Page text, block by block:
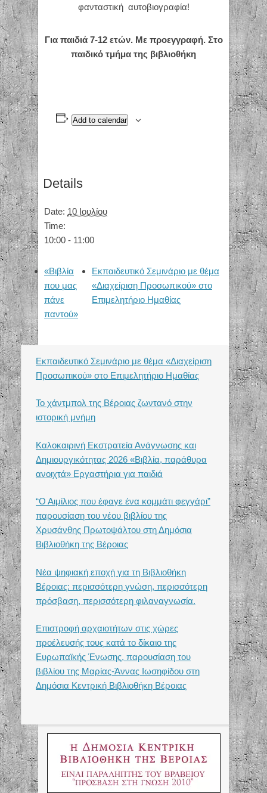
φανταστική αυτοβιογραφία!
Για παιδιά 7-12 ετών. Με προεγγραφή. Στο
παιδικό τμήμα της βιβλιοθήκη
Add to calendar
Details
Date: 10 Ιουλίου
Time:
10:00 - 11:00
«Βιβλία
που μας
πάνε
παντού»
Εκπαιδευτικό Σεμινάριο με θέμα
«Διαχείριση Προσωπικού» στο
Επιμελητήριο Ημαθίας
Εκπαιδευτικό Σεμινάριο με θέμα «Διαχείριση
Προσωπικού» στο Επιμελητήριο Ημαθίας
Το χάντμπολ της Βέροιας ζωντανό στην
ιστορική μνήμη
Καλοκαιρινή Εκστρατεία Ανάγνωσης και
Δημιουργικότητας 2026 «Βιβλία, παράθυρα
ανοιχτά» Εργαστήρια για παιδιά
“Ο Αιμίλιος που έφαγε ένα κομμάτι φεγγάρι”
παρουσίαση του νέου βιβλίου της
Χρυσάνθης Πρωτοψάλτου στη Δημόσια
Βιβλιοθήκη της Βέροιας
Νέα ψηφιακή εποχή για τη Βιβλιοθήκη
Βέροιας: περισσότερη γνώση, περισσότερη
πρόσβαση, περισσότερη φιλαναγνωσία.
Επιστροφή αρχαιοτήτων στις χώρες
προέλευσής τους κατά το δίκαιο της
Ευρωπαϊκής Ένωσης, παρουσίαση του
βιβλίου της Μαρίας-Άννας Ιωσηφίδου στη
Δημόσια Κεντρική Βιβλιοθήκη Βέροιας